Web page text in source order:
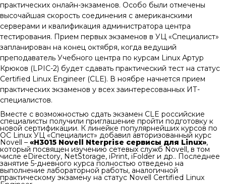
практических онлайн-экзаменов. Особо были отмечены
высочайшая скорость соединения с американскими
серверами и квалификация администратора центра
тестирования. Прием первых экзаменов в УЦ «Специалист»
запланирован на конец октября, когда ведущий
преподаватель Учебного центра по курсам Linux Артур
Крюков (LPIC-2) будет сдавать практический тест на статус
Certified Linux Engineer (CLE). В ноябре начнется прием
практических экзаменов у всех заинтересованных ИТ-
специалистов.
Вместе с возможностью сдать экзамен CLE российские
специалисты получили приглашение пройти подготовку к
новой сертификации. К линейке популярнейших курсов по
ОС Linux УЦ «Специалист» добавил авторизованный курс
Novell – «Н3015 Novell Nterprise сервисы для Linux»,
который посвящен изучению сетевых служб Novell, в том
числе eDirectory, NetStorage, iPrint, iFolder и др.. Последнее
занятие 5-дневного курса полностью отведено на
выполнение лабораторной работы, аналогичной
практическому экзамену на статус Novell Certified Linux